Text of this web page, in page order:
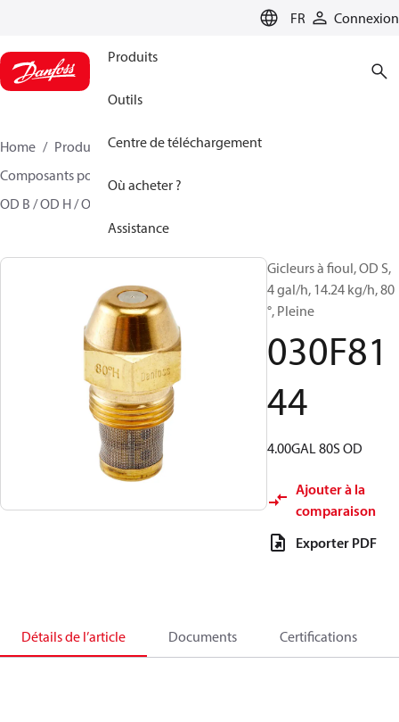
FR Connexion
Produits
Outils
Centre de téléchargement
Où acheter ?
Assistance
Home Produits
Climate Solutions - chauffage
Composants pour brûleur
OD B / OD H / OD S
Gicleurs à fioul, OD S,
4 gal/h, 14.24 kg/h, 80
°, Pleine
030F81
44
4.00GAL 80S OD
Ajouter à la
comparaison
Exporter PDF
Détails de l’article Documents Certifications